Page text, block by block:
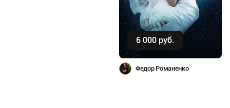
6 000 руб. Купить
Федор Романенко